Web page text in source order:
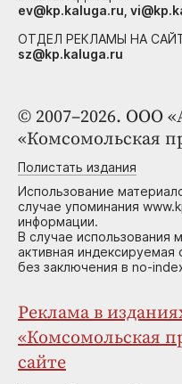
© 2007–2026. ООО
«Комсомольская
Полистать издания
Использование
случае упоминания
информации.
В случае использования
активная индексируемая
без заключения в no-
Реклама в
«Комсомольская
сайте
ev@kp.kaluga.ru,
ОТДЕЛ РЕКЛАМЫ НА
sz@kp.kaluga.ru